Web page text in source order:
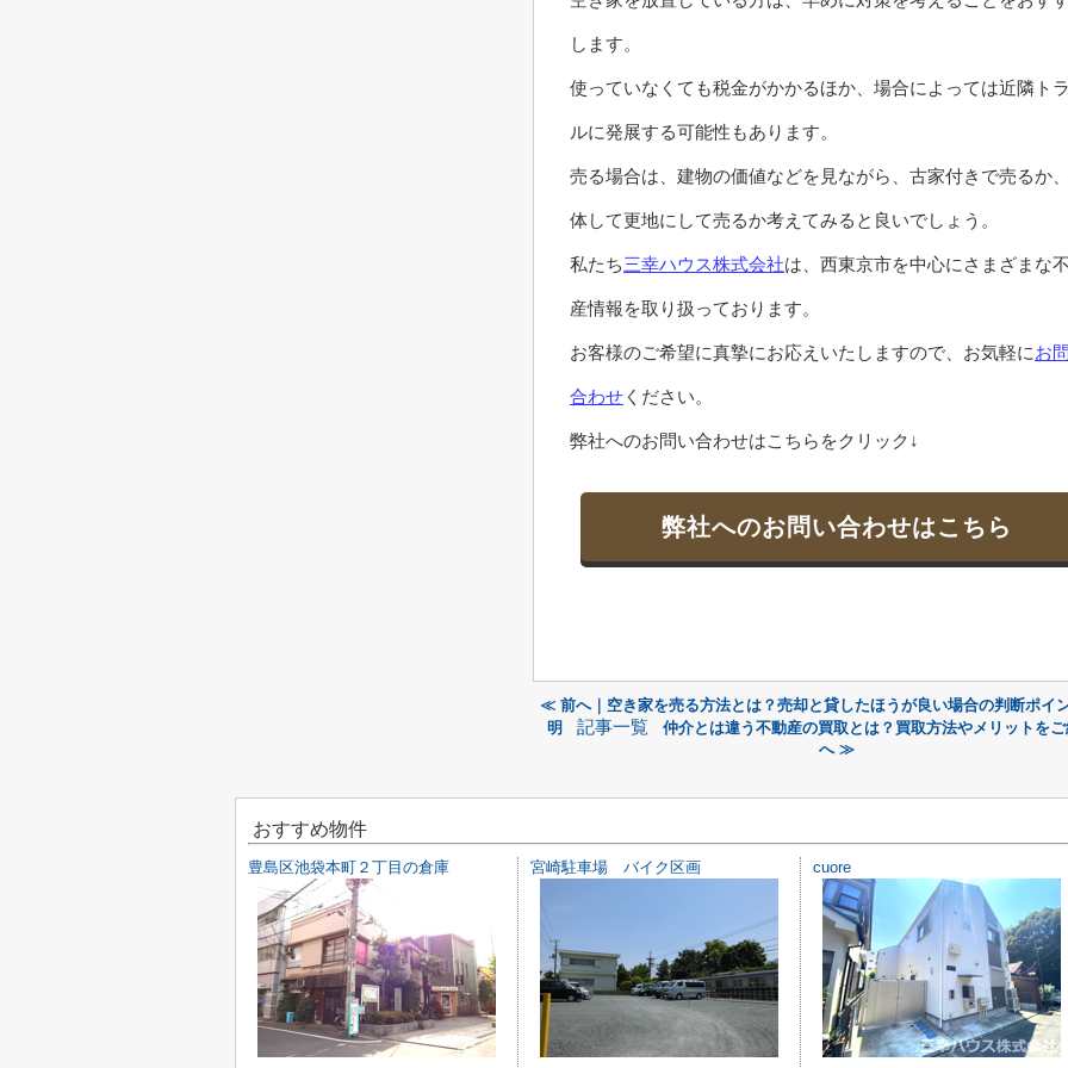
します。
使っていなくても税金がかかるほか、場合によっては近隣ト
ルに発展する可能性もあります。
売る場合は、建物の価値などを見ながら、古家付きで売るか
体して更地にして売るか考えてみると良いでしょう。
私たち三幸ハウス株式会社は、西東京市を中心にさまざまな
産情報を取り扱っております。
お客様のご希望に真摯にお応えいたしますので、お気軽にお
合わせ ください。
弊社へのお問い合わせはこちらをクリック↓
弊社へのお問い合わせはこちら
≪ 前へ｜空き家を売る方法とは？売却と貸したほうが良い場合の判断ポイ
明
記事一覧
仲介とは違う不動産の買取とは？買取方法やメリットを
へ ≫
おすすめ物件
豊島区池袋本町２丁目の倉庫 宮崎駐車場 バイク区画 cuore